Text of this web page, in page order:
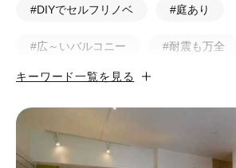
#DIYでセルフリノベ #庭あり
#広～いバルコニー #耐震も万全
#カフェ風 #昭和レトロ
#アンティーク調 #ハンモック
キーワード一覧を見る